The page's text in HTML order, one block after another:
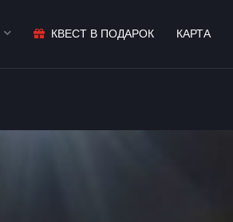
КВЕСТ В ПОДАРОК КАРТА